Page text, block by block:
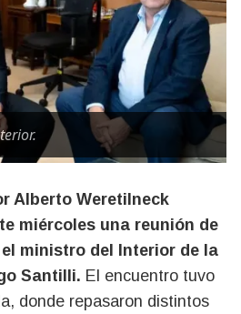
miércoles una reunión de
ministro del Interior de la
Santilli. El encuentro tuvo
donde repasaron distintos